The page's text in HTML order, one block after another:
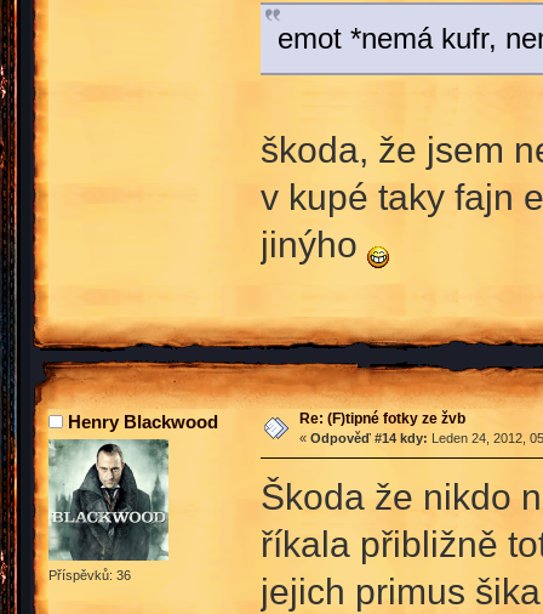
emot *nemá kufr,
škoda, že jsem
v kupé taky fajn
jinýho
Henry Blackwood
Příspěvků: 36
Re: (F)tipné fotky ze žvb
« Odpověď #14 kdy: Leden 24, 2012,
Škoda že nikdo
říkala přibližně
jejich primus